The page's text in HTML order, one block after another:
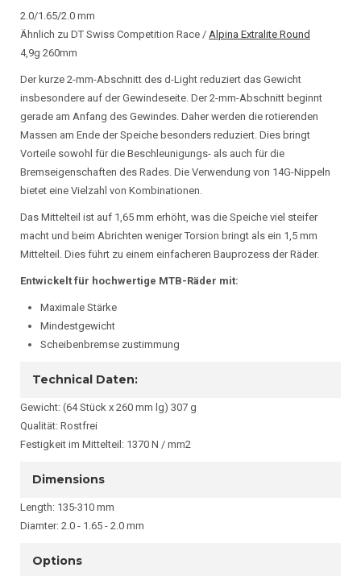
2.0/1.65/2.0 mm
Ähnlich zu DT Swiss Competition Race / Alpina Extralite Round
4,9g 260mm
Der kurze 2-mm-Abschnitt des d-Light reduziert das Gewicht
insbesondere auf der Gewindeseite. Der 2-mm-Abschnitt beginnt
gerade am Anfang des Gewindes. Daher werden die rotierenden
Massen am Ende der Speiche besonders reduziert. Dies bringt
Vorteile sowohl für die Beschleunigungs- als auch für die
Bremseigenschaften des Rades. Die Verwendung von 14G-Nippeln
bietet eine Vielzahl von Kombinationen.
Das Mittelteil ist auf 1,65 mm erhöht, was die Speiche viel steifer
macht und beim Abrichten weniger Torsion bringt als ein 1,5 mm
Mittelteil. Dies führt zu einem einfacheren Bauprozess der Räder.
Entwickelt für hochwertige MTB-Räder mit:
Maximale Stärke
Mindestgewicht
Scheibenbremse zustimmung
Technical Daten:
Gewicht: (64 Stück x 260 mm lg) 307 g
Qualität: Rostfrei
Festigkeit im Mittelteil: 1370 N / mm2
Dimensions
Length: 135-310 mm
Diamter: 2.0 - 1.65 - 2.0 mm
Options